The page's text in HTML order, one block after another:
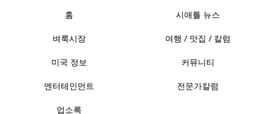
홈 시애틀 뉴스
벼룩시장 여행 / 맛집 / 칼럼
미국 정보 커뮤니티
엔터테인먼트 전문가칼럼
업소록